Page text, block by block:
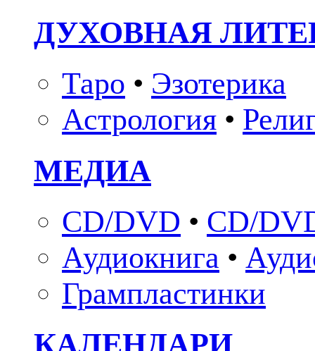
ДУХОВНАЯ
Таро • Эзотерика
Астрология •
МЕДИА
CD/DVD • CD/
Аудиокнига •
Грампластинки